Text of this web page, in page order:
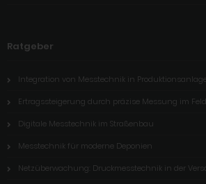
Ratgeber
Integration von Messtechnik in
Ertragssteigerung durch präzise Messung im Feld
Digitale Messtechnik im Straßenbau
Messtechnik für moderne Deponien
Netzüberwachung: Druckmesstechnik in der